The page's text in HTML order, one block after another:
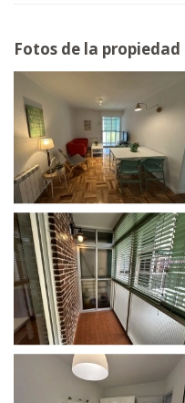
Fotos de la propiedad